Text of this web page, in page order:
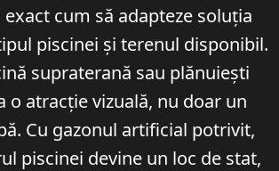
exact cum să adapteze soluția
piscinei și terenul disponibil.
supraterană sau plănuiești
o atracție vizuală, nu doar un
Cu gazonul artificial potrivit,
piscinei devine un loc de stat,